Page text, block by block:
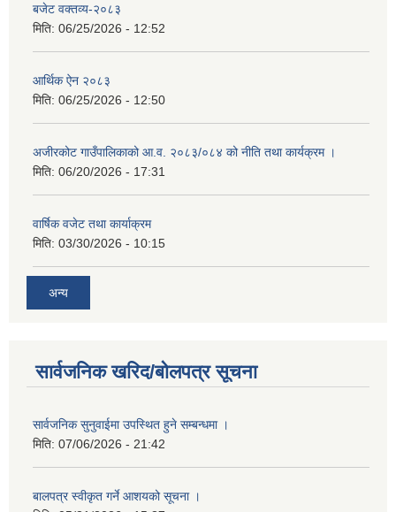
बजेट वक्तव्य-२०८३
मिति: 06/25/2026 - 12:52
आर्थिक ऐन २०८३
मिति: 06/25/2026 - 12:50
अजीरकोट गाउँपालिकाको आ.व. २०८३/०८४ को नीति तथा कार्यक्रम ।
मिति: 06/20/2026 - 17:31
वार्षिक वजेट तथा कार्याक्रम
मिति: 03/30/2026 - 10:15
अन्य
सार्वजनिक खरिद/बोलपत्र सूचना
सार्वजनिक सुनुवाईमा उपस्थित हुने सम्बन्धमा ।
मिति: 07/06/2026 - 21:42
बालपत्र स्वीकृत गर्ने आशयको सूचना ।